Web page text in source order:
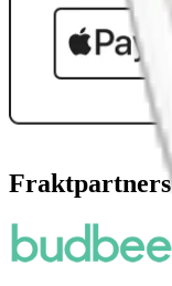
Fraktpartners